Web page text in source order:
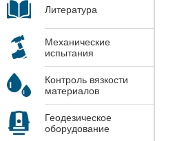
Литература
Механические
испытания
Контроль вязкости
материалов
Геодезическое
оборудование